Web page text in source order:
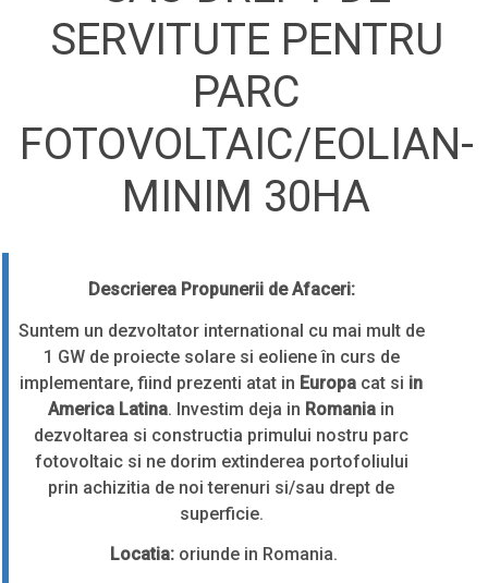
SERVITUTE PENTRU
PARC
FOTOVOLTAIC/EOLIAN-
MINIM 30HA
Descrierea Propunerii de Afaceri:
Suntem un dezvoltator international cu mai mult de
1 GW de proiecte solare si eoliene în curs de
implementare, fiind prezenti atat in Europa cat si in
America Latina. Investim deja in Romania in
dezvoltarea si constructia primului nostru parc
fotovoltaic si ne dorim extinderea portofoliului
prin achizitia de noi terenuri si/sau drept de
superficie.
Locatia:oriunde in Romania.